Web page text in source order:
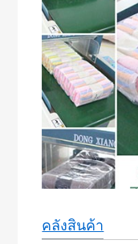
คลังสินค้า